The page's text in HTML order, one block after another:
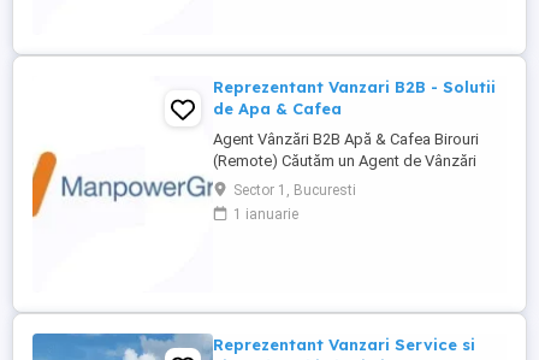
Reprezentanți de Vânzări Tehnice pentru
Reprezentant Vanzari B2B - Solutii
de Apa & Cafea
Agent Vânzări B2B Apă & Cafea Birouri
(Remote) Căutăm un Agent de Vânzări
B2B motivat, orientat spre rezultate, pentru
promovarea soluțiilor de apă și cafea
dedicate mediului office. Zonă
Sector 1, Bucuresti
1 ianuarie
Reprezentant Vanzari Service si